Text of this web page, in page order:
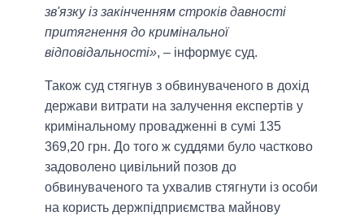
зв'язку із закінченням строків давності
притягнення до кримінальної
відповідальності», – інформує суд.
Також суд стягнув з обвинуваченого в дохід
держави витрати на залучення експертів у
кримінальному провадженні в сумі 135
369,20 грн. До того ж суддями було частково
задоволено цивільний позов до
обвинуваченого та ухвалив стягнути із особи
на користь держпідприємства майнову